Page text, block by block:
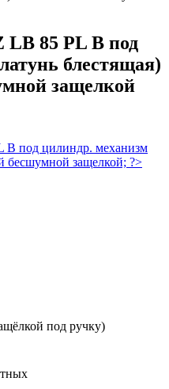
LB 85 PL B под
блестящая)
защелкой
под ручку)